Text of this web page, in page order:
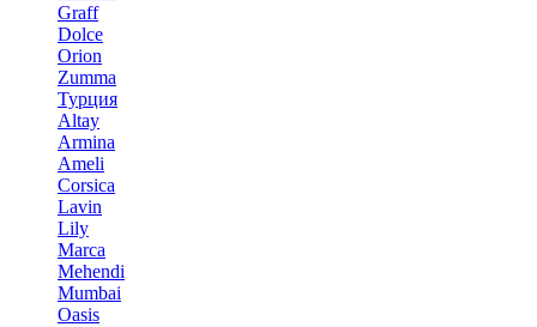
Graff
Dolce
Orion
Zumma
Турция
Altay
Armina
Ameli
Corsica
Lavin
Lily
Marca
Mehendi
Mumbai
Oasis